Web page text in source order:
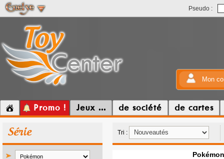
Pseudo :
Mon
Promo ! Jeux ... de société de cartes
Série Tri :